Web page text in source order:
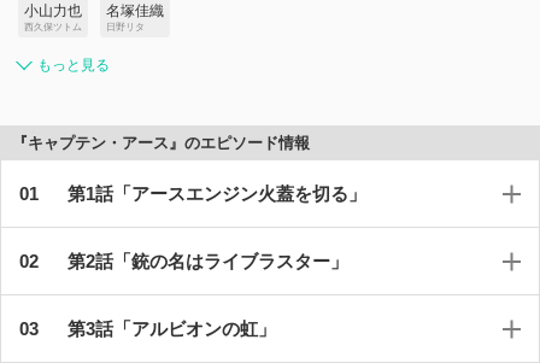
小山力也
西久保ツトム
名塚佳織
日野リタ
もっと見る
『キャプテン・アース』のエピソード情報
第1話「アースエンジン火蓋を切る」
第2話「銃の名はライブラスター」
第3話「アルビオンの虹」